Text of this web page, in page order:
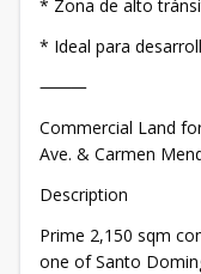
* Zona de alto
* Ideal para
⸻
Commercial Land
Ave. & Carmen
Description
Prime 2,150 sqm
one of Santo